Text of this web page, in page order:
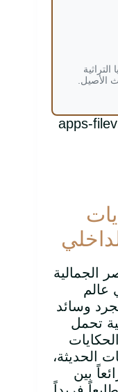
الأصيل.
apps-
الجمالية
عالم
وسائد
تحمل
الحديثة،
بين